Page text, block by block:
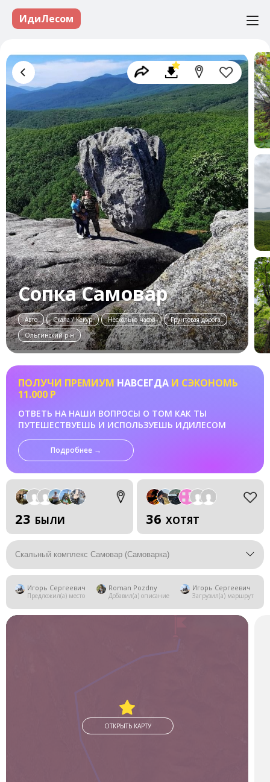
ИдиЛесом
Сопка Самовар
Авто Скала / Кекур Несколько часов
Грунтовая дорога
Ольгинский р-н
ПОЛУЧИ ПРЕМИУМ НАВСЕГДА И СЭКОНОМЬ
11.000 Р
ОТВЕТЬ НА НАШИ ВОПРОСЫ О ТОМ КАК ТЫ
ПУТЕШЕСТВУЕШЬ И ИСПОЛЬЗУЕШЬ ИДИЛЕСОМ
Подробнее →
23 БЫЛИ 36 ХОТЯТ
Скальный комплекс Самовар (Самоварка)
Игорь Сергеевич
Предложил(а) место
Roman Pozdny
Добавил(а) описание
Игорь Сергеевич
Загрузил(а) маршрут
ОТКРЫТЬ КАРТУ